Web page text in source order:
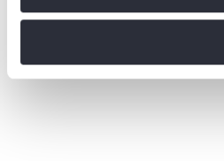
Erfahren Sie mehr darüber, wie